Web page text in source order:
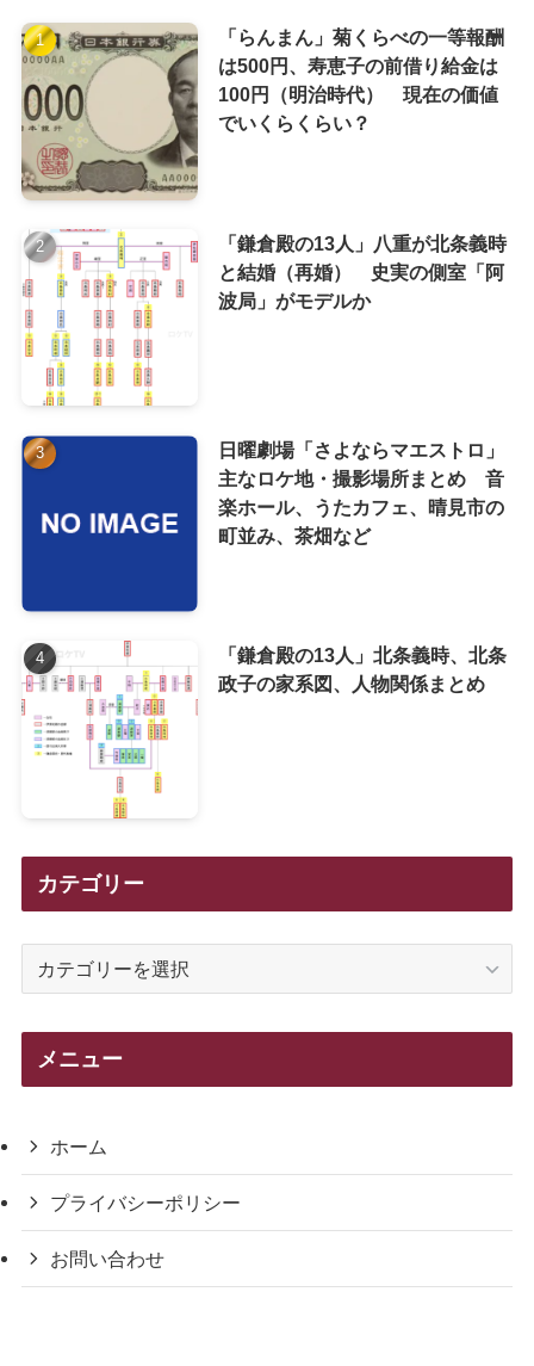
「らんまん」菊くらべの一等報酬
は500円、寿恵子の前借り給金は
100円（明治時代） 現在の価値
でいくらくらい？
「鎌倉殿の13人」八重が北条義時
と結婚（再婚） 史実の側室「阿
波局」がモデルか
日曜劇場「さよならマエストロ」
主なロケ地・撮影場所まとめ 音
楽ホール、うたカフェ、晴見市の
町並み、茶畑など
「鎌倉殿の13人」北条義時、北条
政子の家系図、人物関係まとめ
カテゴリー
メニュー
ホーム
プライバシーポリシー
お問い合わせ